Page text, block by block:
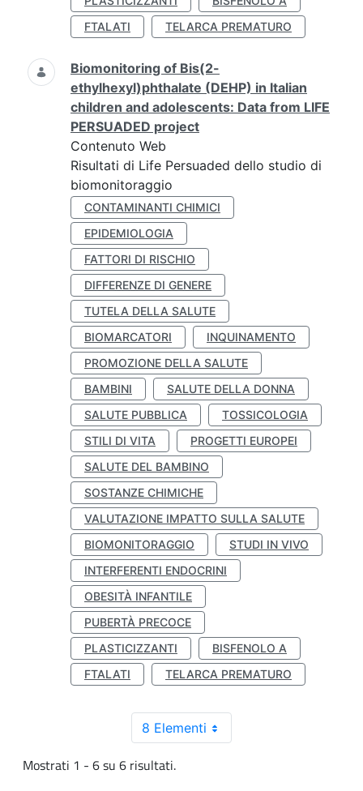
FTALATI
TELARCA PREMATURO
Biomonitoring of Bis(2-
ethylhexyl)phthalate (DEHP) in Italian
children and adolescents: Data from LIFE
PERSUADED project
Contenuto Web
Risultati di Life Persuaded dello studio di
biomonitoraggio
CONTAMINANTI CHIMICI
EPIDEMIOLOGIA
FATTORI DI RISCHIO
DIFFERENZE DI GENERE
TUTELA DELLA SALUTE
BIOMARCATORI
INQUINAMENTO
PROMOZIONE DELLA SALUTE
BAMBINI
SALUTE DELLA DONNA
SALUTE PUBBLICA
TOSSICOLOGIA
STILI DI VITA
PROGETTI EUROPEI
SALUTE DEL BAMBINO
SOSTANZE CHIMICHE
VALUTAZIONE IMPATTO SULLA SALUTE
BIOMONITORAGGIO
STUDI IN VIVO
INTERFERENTI ENDOCRINI
OBESITÀ INFANTILE
PUBERTÀ PRECOCE
PLASTICIZZANTI
BISFENOLO A
FTALATI
TELARCA PREMATURO
8 Elementi
Mostrati 1 - 6 su 6 risultati.